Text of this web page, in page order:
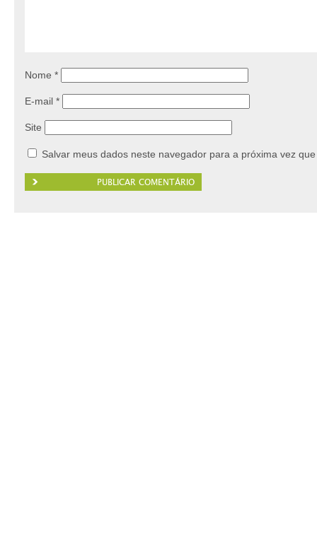
Nome *
E-mail *
Site
Salvar meus dados neste navegador para a próxima vez